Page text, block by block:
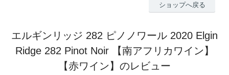
ショップへ戻る
エルギンリッジ 282 ピノノワール 2020 Elgin
Ridge 282 Pinot Noir 【南アフリカワイン】
【赤ワイン】のレビュー